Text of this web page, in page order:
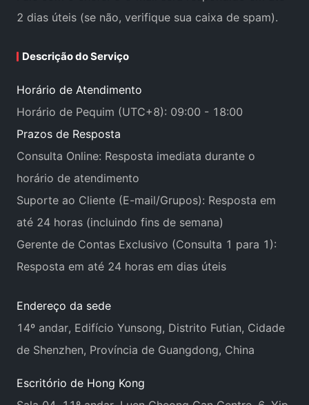
2 dias úteis (se não, verifique sua caixa de spam).
Descrição do Serviço
Horário de Atendimento
Horário de Pequim (UTC+8): 09:00 - 18:00
Prazos de Resposta
Consulta Online: Resposta imediata durante o
horário de atendimento
Suporte ao Cliente (E-mail/Grupos): Resposta em
até 24 horas (incluindo fins de semana)
Gerente de Contas Exclusivo (Consulta 1 para 1):
Resposta em até 24 horas em dias úteis
Endereço da sede
14º andar, Edifício Yunsong, Distrito Futian, Cidade
de Shenzhen, Província de Guangdong, China
Escritório de Hong Kong